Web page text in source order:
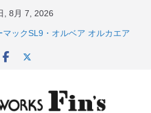
, 8月 7, 2026
庫 ロードバイク、MTB、クロス
マックSL9・オルベア オルカエア
乗会とオフ会開催！！ ＆
が３０〜４０％OFF セール